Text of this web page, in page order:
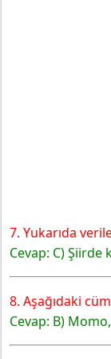
7. Yukarıda
Cevap: C)
8. Aşağıdaki
Cevap: B)